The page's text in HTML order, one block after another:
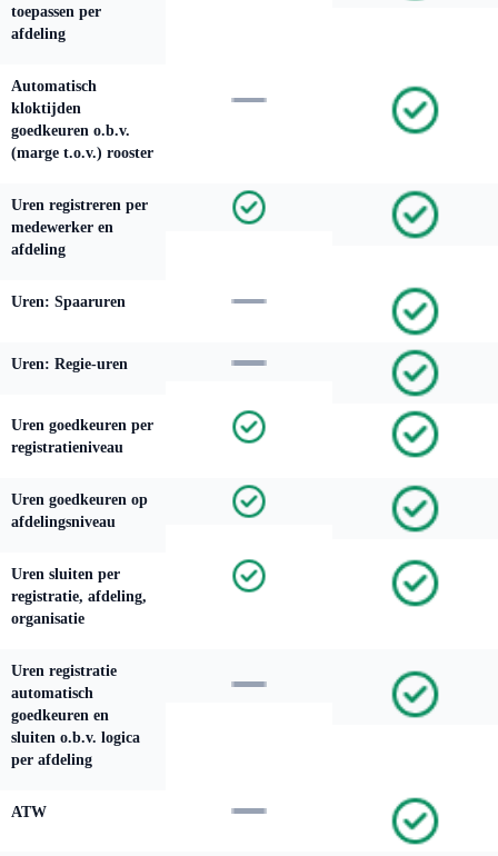
toepassen per
afdeling
Automatisch
kloktijden
goedkeuren o.b.v.
(marge t.o.v.) rooster
Uren registreren per
medewerker en
afdeling
Uren: Spaaruren
Uren: Regie-uren
Uren goedkeuren per
registratieniveau
Uren goedkeuren op
afdelingsniveau
Uren sluiten per
registratie, afdeling,
organisatie
Uren registratie
automatisch
goedkeuren en
sluiten o.b.v. logica
per afdeling
ATW